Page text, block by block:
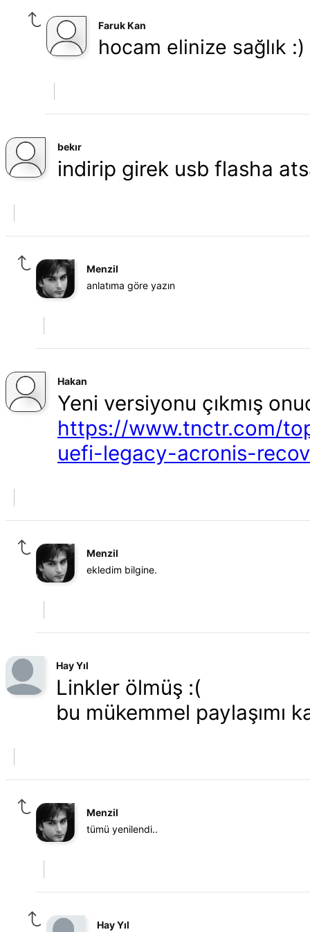
Faruk Kan
hocam elinize sağlık
bekır
indirip girek usb flasha
Menzil
anlatıma göre yazın
Hakan
Yeni versiyonu çıkmış
https://www.tnctr.com/
uefi-legacy-acronis-
Menzil
ekledim bilgine.
Hay Yıl
Linkler ölmüş :(
bu mükemmel paylaşımı
Menzil
tümü yenilendi..
Hay Yıl